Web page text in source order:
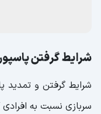
شرایط گرفتن
شرایط گرفتن و
سربازی نسبت به